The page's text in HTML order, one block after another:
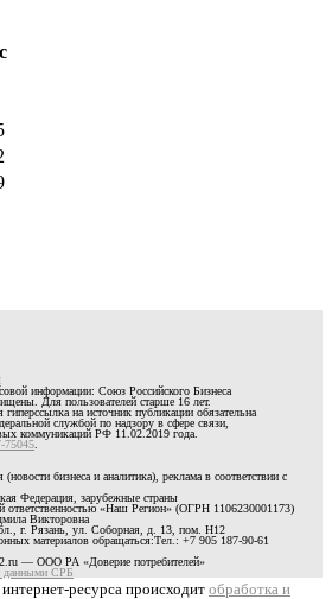
информации: Союз Российского Бизнеса
Для пользователей старше 16 лет.
на источник публикации обязательна
службой по надзору в сфере связи,
коммуникаций РФ 11.02.2019 года.
бизнеса и аналитика), реклама в соответствии с
Федерация, зарубежные страны
ответственностью «Наш Регион» (ОГРН 1106230001173)
Викторовна
г. Рязань, ул. Соборная, д. 13, пом. Н12
материалов обращаться:Тел.: +7 905 187-90-61
— ООО РА «Доверие потребителей»
данными СРБ
ресурса происходит обработка и